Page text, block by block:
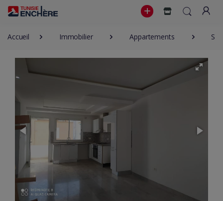
Accueil Immobilier Appartements S+2